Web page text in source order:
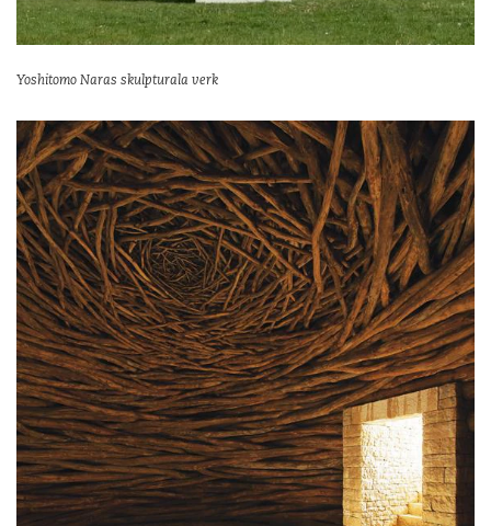
Yoshitomo Naras skulpturala verk